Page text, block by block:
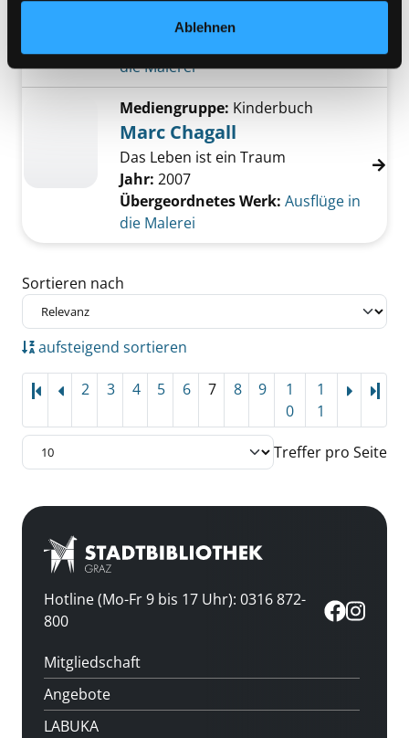
Ablehnen
2005
die Malerei
Mediengruppe: Kinderbuch
Marc Chagall
Das Leben ist ein Traum
Jahr: 2007
Übergeordnetes Werk: Ausflüge in
die Malerei
Zu den Suchfiltern springen
Sortieren nach
aufsteigend sortieren
2 3 4 5 6 7 8 9
1
0
1
1
Treffer pro Seite
Hotline (Mo-Fr 9 bis 17 Uhr): 0316 872-
800
Mitgliedschaft
Angebote
LABUKA